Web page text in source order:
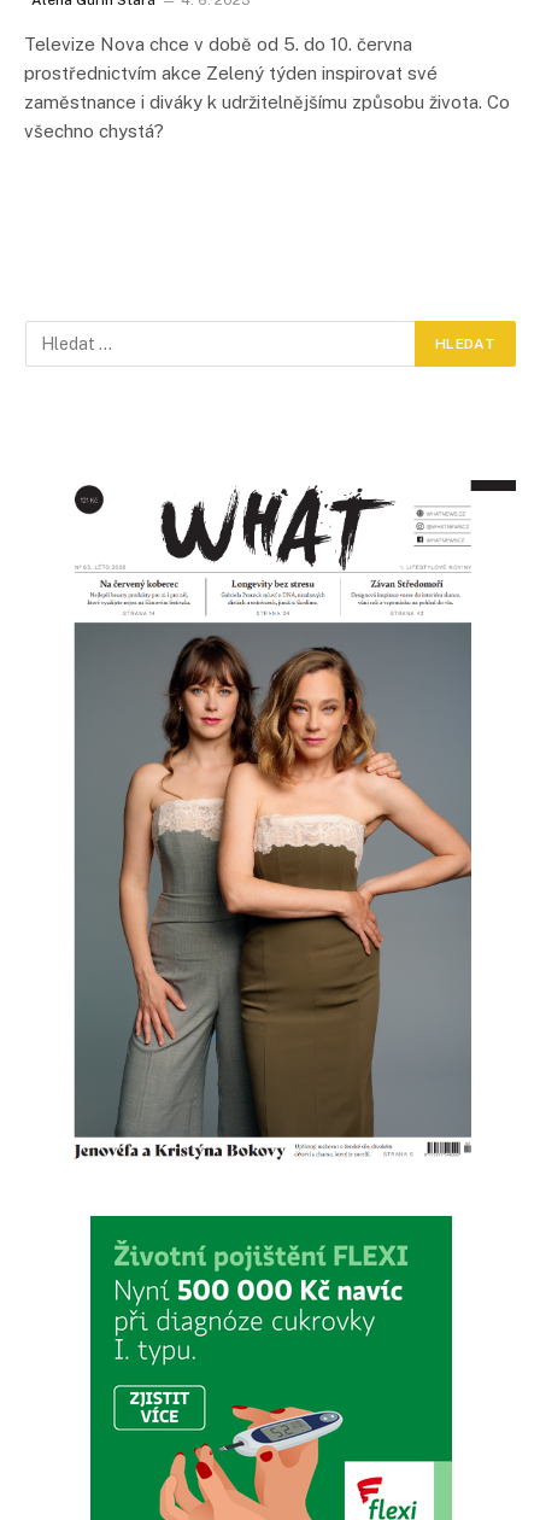
Televize Nova chce v době od 5. do 10. června
prostřednictvím akce Zelený týden inspirovat své
zaměstnance i diváky k udržitelnějšímu způsobu života. Co
všechno chystá?